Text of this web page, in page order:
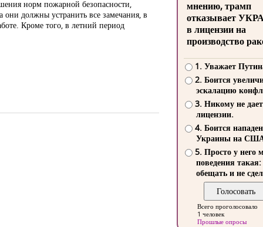
норм пожарной безопасности,
они должны устранить все замечания, в
Кроме того, в летний период
мнению, трамп
отказывает
в лицензии на
производство
1. Уважает
2. Боится
эскалацию
3. Никому не
лицензии.
4. Боится
Украины на
5. Просто у него
поведения такая:
обещать и не
Всего проголосовало
1 человек
Прошлые опросы